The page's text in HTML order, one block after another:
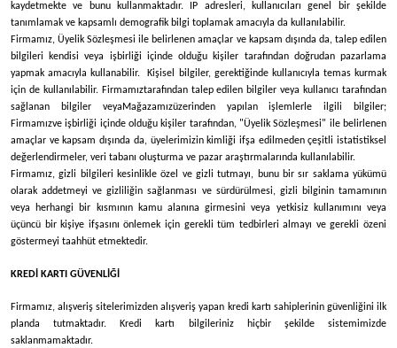
kaydetmekte ve bunu kullanmaktadır. IP adresleri, kullanıcıları genel bir şekilde
tanımlamak ve kapsamlı demografik bilgi toplamak amacıyla da kullanılabilir.
Firmamız, Üyelik Sözleşmesi ile belirlenen amaçlar ve kapsam dışında da, talep edilen
bilgileri kendisi veya işbirliği içinde olduğu kişiler tarafından doğrudan pazarlama
yapmak amacıyla kullanabilir. Kişisel bilgiler, gerektiğinde kullanıcıyla temas kurmak
için de kullanılabilir. Firmamıztarafından talep edilen bilgiler veya kullanıcı tarafından
sağlanan bilgiler veya Mağazamızüzerinden yapılan işlemlerle ilgili bilgiler;
Firmamızve işbirliği içinde olduğu kişiler tarafından, "Üyelik Sözleşmesi" ile belirlenen
amaçlar ve kapsam dışında da, üyelerimizin kimliği ifşa edilmeden çeşitli istatistiksel
değerlendirmeler, veri tabanı oluşturma ve pazar araştırmalarında kullanılabilir.
Firmamız, gizli bilgileri kesinlikle özel ve gizli tutmayı, bunu bir sır saklama yükümü
olarak addetmeyi ve gizliliğin sağlanması ve sürdürülmesi, gizli bilginin tamamının
veya herhangi bir kısmının kamu alanına girmesini veya yetkisiz kullanımını veya
üçüncü bir kişiye ifşasını önlemek için gerekli tüm tedbirleri almayı ve gerekli özeni
göstermeyi taahhüt etmektedir.
KREDİ KARTI GÜVENLİĞİ
Firmamız, alışveriş sitelerimizden alışveriş yapan kredi kartı sahiplerinin güvenliğini ilk
planda tutmaktadır. Kredi kartı bilgileriniz hiçbir şekilde sistemimizde
saklanmamaktadır.